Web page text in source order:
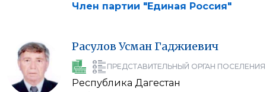
Член партии "Единая Россия"
Расулов Усман Гаджиевич
ПРЕДСТАВИТЕЛЬНЫЙ ОРГАН ПОСЕЛЕНИЯ
Республика Дагестан